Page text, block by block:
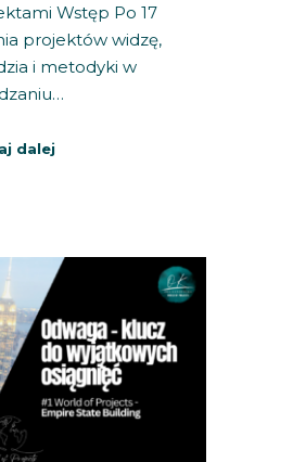
Wstęp Po 17
projektów widzę,
i metodyki w
dalej